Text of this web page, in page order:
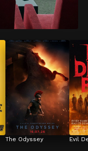
The Odyssey Evil